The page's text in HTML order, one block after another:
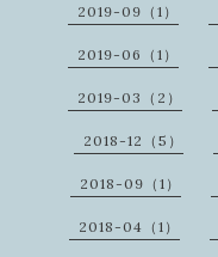
2019-09（1）
2019-06（1）
2019-03（2）
2018-12（5）
2018-09（1）
2018-04（1）